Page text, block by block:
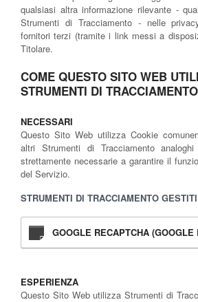
qualsiasi altra informazione rilevante -
Strumenti di Tracciamento - nelle
fornitori terzi (tramite i link messi a
Titolare.
COME QUESTO SITO WEB
STRUMENTI DI TRACCIAMENTO
NECESSARI
Questo Sito Web utilizza Cookie
altri Strumenti di Tracciamento
strettamente necessarie a garantire il
del Servizio.
STRUMENTI DI TRACCIAMENTO
GOOGLE RECAPTCHA (GOOGLE
ESPERIENZA
Questo Sito Web utilizza Strumenti di